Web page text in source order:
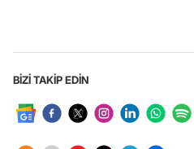
BİZİ TAKİP EDİN